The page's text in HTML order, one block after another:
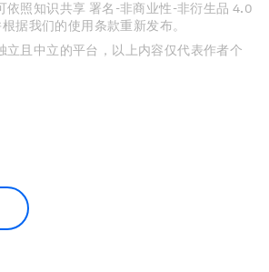
依照知识共享 署名-非商业性-非衍生品 4.0
据我们的使用条款重新发布。
立且中立的平台，以上内容仅代表作者个